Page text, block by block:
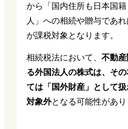
から「国内住所も日本国
人」への相続や贈与であ
が課税対象となります。
相続税法において、 不動
る外国法人の株式は、そ
ては「国外財産」として
対象外となる可能性があり